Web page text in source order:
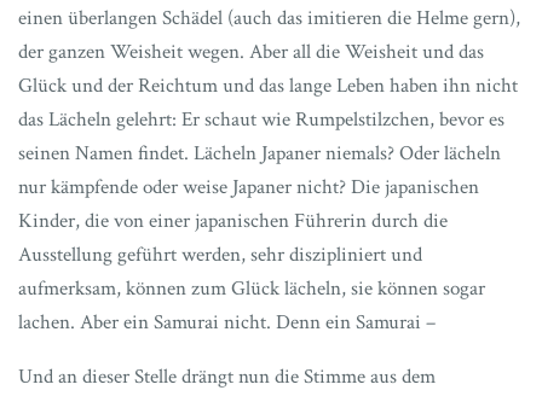
einen überlangen Schädel (auch das imitieren die Helme gern),
der ganzen Weisheit wegen. Aber all die Weisheit und das
Glück und der Reichtum und das lange Leben haben ihn nicht
das Lächeln gelehrt: Er schaut wie Rumpelstilzchen, bevor es
seinen Namen findet. Lächeln Japaner niemals? Oder lächeln
nur kämpfende oder weise Japaner nicht? Die japanischen
Kinder, die von einer japanischen Führerin durch die
Ausstellung geführt werden, sehr diszipliniert und
aufmerksam, können zum Glück lächeln, sie können sogar
lachen. Aber ein Samurai nicht. Denn ein Samurai –
Und an dieser Stelle drängt nun die Stimme aus dem